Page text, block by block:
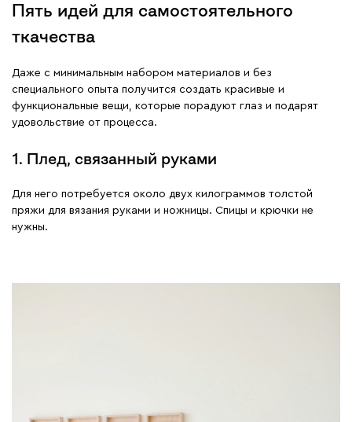
Пять идей для самостоятельного
ткачества
Даже с минимальным набором материалов и без
специального опыта получится создать красивые и
функциональные вещи, которые порадуют глаз и подарят
удовольствие от процесса.
1. Плед, связанный руками
Для него потребуется около двух килограммов толстой
пряжи для вязания руками и ножницы. Спицы и крючки не
нужны.